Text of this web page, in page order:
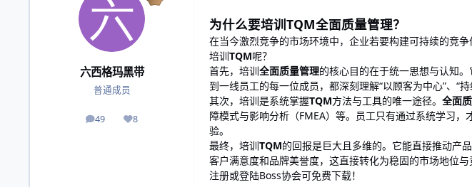
六西格玛黑带
普通成员
49
帖子 8
声誉
为什么要培训TQM全面质量管理？
在当今激烈竞争的市场环境中，企业若要构建可持续的竞
培训TQM呢？
首先，培训全面质量管理的核心目的在于统一思想与认知
到一线员工的每一位成员，都深刻理解“以顾客为中心”、“
其次，培训是系统掌握TQM方法与工具的唯一途径。 全面
障模式与影响分析（FMEA）等。员工只有通过系统学习
验。
最终，培训TQM的回报是巨大且多维的。它能直接推动产
客户满意度和品牌美誉度，这直接转化为稳固的市场地位
注册或登陆Boss协会可免费下载！